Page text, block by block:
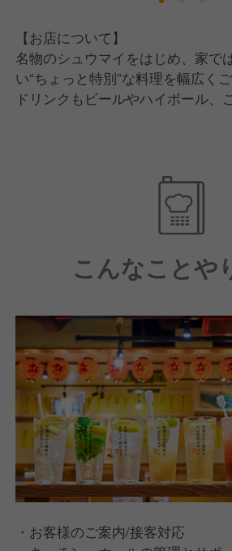
【お店について】
名物のシュウマイをはじめ、家で
い“ちょっと特別”な料理を幅広く
ドリンクもビールやハイボール、
・月最大9休／週休2日制／福利厚
・飲食業界1位!働きがいのある会
・健康経営優良法人 8年連続認定
こんなことや
・お客様のご案内/接客対応